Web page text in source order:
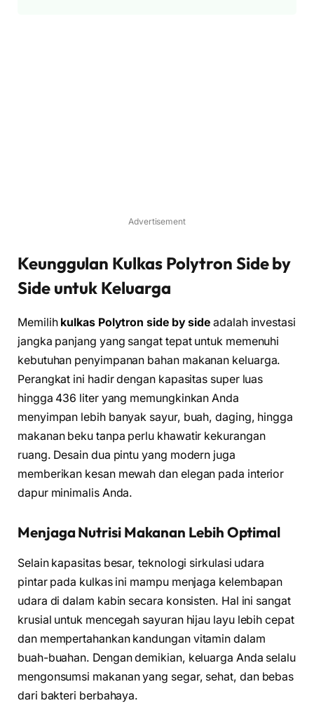
Advertisement
Keunggulan Kulkas Polytron Side by
Sideuntuk Keluarga
Memilih kulkas Polytron side by side adalah investasi
jangka panjang yang sangat tepat untuk memenuhi
kebutuhan penyimpanan bahan makanan keluarga.
Perangkat ini hadir dengan kapasitas super luas
hingga 436 liter yang memungkinkan Anda
menyimpan lebih banyak sayur, buah, daging, hingga
makanan beku tanpa perlu khawatir kekurangan
ruang. Desain dua pintu yang modern juga
memberikan kesan mewah dan elegan pada interior
dapur minimalis Anda.
Menjaga Nutrisi Makanan Lebih Optimal
Selain kapasitas besar, teknologi sirkulasi udara
pintar pada kulkas ini mampu menjaga kelembapan
udara di dalam kabin secara konsisten. Hal ini sangat
krusial untuk mencegah sayuran hijau layu lebih cepat
dan mempertahankan kandungan vitamin dalam
buah-buahan. Dengan demikian, keluarga Anda selalu
mengonsumsi makanan yang segar, sehat, dan bebas
dari bakteri berbahaya.